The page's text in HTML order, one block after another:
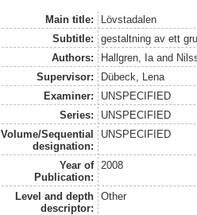
Main title:
Lövstadalen
Subtitle:
gestaltning av ett
Authors:
Hallgren, Ia and
Supervisor:
Dübeck, Lena
Examiner:
UNSPECIFIED
Series:
UNSPECIFIED
Volume/Sequential
designation:
UNSPECIFIED
Year of
Publication:
2008
Level and depth
descriptor:
Other